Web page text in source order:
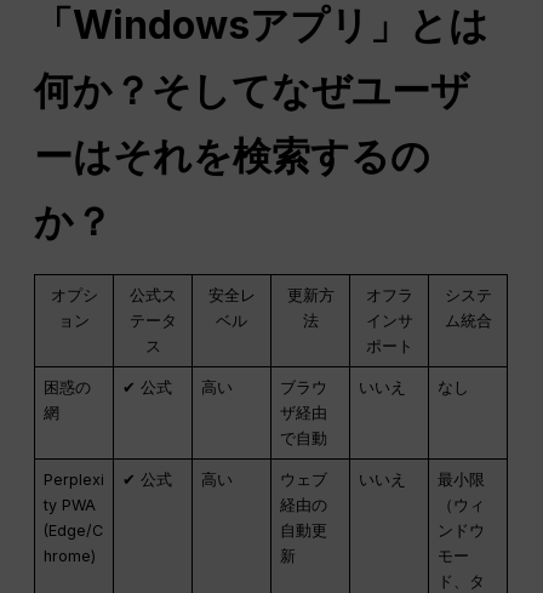
「Windowsアプリ」とは
何か？そしてなぜユーザ
ーはそれを検索するの
か？
オプシ
ョン
公式ス
テータ
ス
安全レ
ベル
更新方
法
オフラ
インサ
ポート
システ
ム統合
困惑の
網
✔ 公式 高い
ブラウ
ザ経由
で自動
いいえ なし
Perplexi
ty PWA
(Edge/C
hrome)
✔ 公式 高い
ウェブ
経由の
自動更
新
いいえ
最小限
（ウィ
ンドウ
モー
ド、タ